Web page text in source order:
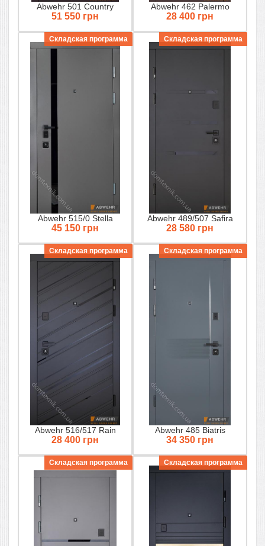
Abwehr 501 Country
51 550 грн
Abwehr 462 Palermo
28 400 грн
Abwehr 515/0 Stella
45 150 грн
Складская программа
Abwehr 489/507 Safira
28 580 грн
Складская программа
Abwehr 516/517 Rain
28 400 грн
Складская программа
Abwehr 485 Biatris
34 350 грн
Складская программа
Складская программа Складская программа